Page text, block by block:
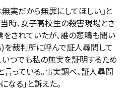
無実だから無罪にしてほしい』と
時、女子高校生の殺害現場とさ
されていたが、誰の悲鳴も聞い
を裁判所に呼んで証人尋問して
いつでも私の無実を証明するため
っている。事実調べ、証人尋問
なる」と訴えた。